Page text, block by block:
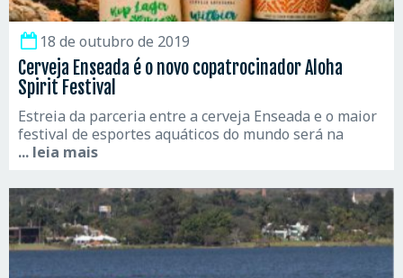
18 de outubro de 2019
Cerveja Enseada é o novo copatrocinador Aloha
Spirit Festival
Estreia da parceria entre a cerveja Enseada e o maior
festival de esportes aquáticos do mundo será na
... leia mais